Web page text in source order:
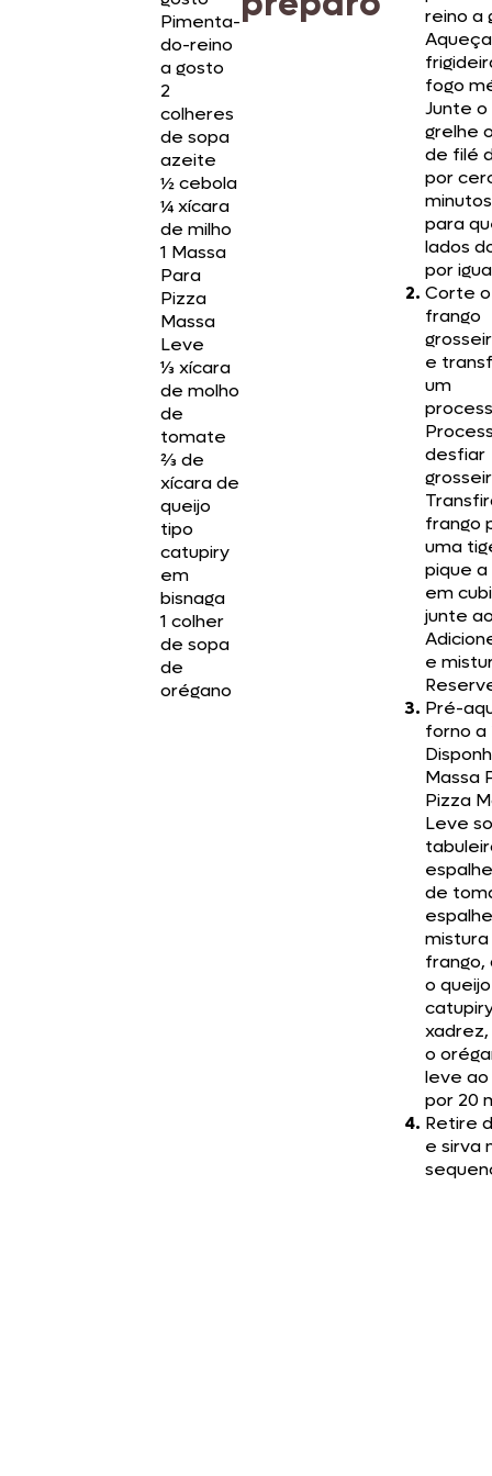
Pimenta-
do-reino
a gosto
2
colheres
de sopa
azeite
½ cebola
¼ xícara
de milho
1 Massa
Para
Pizza
Massa
Leve
⅓ xícara
de molho
de
tomate
⅔ de
xícara de
queijo
tipo
catupiry
em
bisnaga
1 colher
de sopa
de
orégano
reino a
fogo
Junte
grelhe
de filé
por
para
lados
por
Corte
frango
e
um
desfiar
frango
uma
pique
em
junte
e
Pré-
forno a
Massa
Pizza
Leve
de
frango,
o
o
leve
por 20
Retire
e sirva